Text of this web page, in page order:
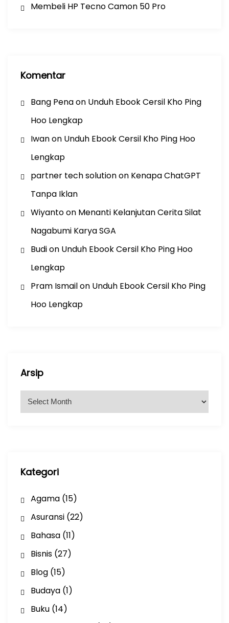
Membeli HP Tecno Camon 50 Pro
Komentar
Bang Penaon Unduh Ebook Cersil Kho Ping
Hoo Lengkap
Iwanon Unduh Ebook Cersil Kho Ping Hoo
Lengkap
partner tech solutionon Kenapa ChatGPT
Tanpa Iklan
Wiyantoon Menanti Kelanjutan Cerita Silat
Nagabumi Karya SGA
Budion Unduh Ebook Cersil Kho Ping Hoo
Lengkap
Pram Ismailon Unduh Ebook Cersil Kho Ping
Hoo Lengkap
Arsip
Kategori
Agama(15)
Asuransi(22)
Bahasa(11)
Bisnis(27)
Blog(15)
Budaya(1)
Buku(14)